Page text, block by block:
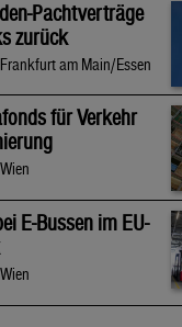
Pachtverträge
zurück
am Main/Essen
für Verkehr
E-Bussen im EU-